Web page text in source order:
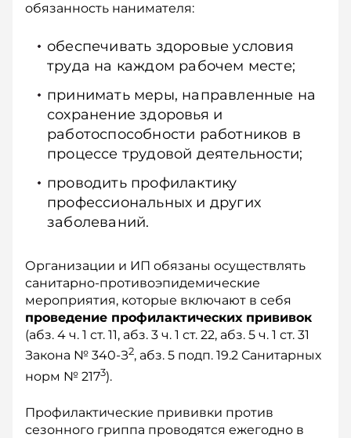
обязанность нанимателя:
обеспечивать здоровые условия
труда на каждом рабочем месте;
принимать меры, направленные на
сохранение здоровья и
работоспособности работников в
процессе трудовой деятельности;
проводить профилактику
профессиональных и других
заболеваний.
Организации и ИП обязаны осуществлять
санитарно-противоэпидемические
мероприятия, которые включают в себя
проведение профилактических прививок
(абз. 4 ч. 1 ст. 11, абз. 3 ч. 1 ст. 22, абз. 5 ч. 1 ст. 31
Закона № 340-З2, абз. 5 подп. 19.2 Санитарных
норм № 2173).
Профилактические прививки против
сезонного гриппа проводятся ежегодно в